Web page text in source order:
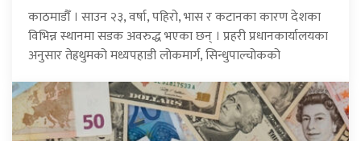
काठमाडौँ । साउन २३, वर्षा, पहिरो, भास र कटानका कारण देशका
विभिन्न स्थानमा सडक अवरुद्ध भएका छन् । प्रहरी प्रधानकार्यालयका
अनुसार तेह्रथुमको मध्यपहाडी लोकमार्ग, सिन्धुपाल्चोकको